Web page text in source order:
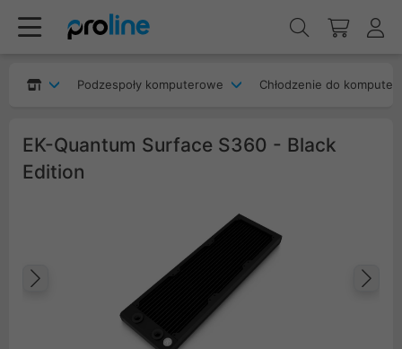
Podzespoły komputerowe Chłodzenie do
EK-Quantum Surface S360 - Black
Edition
Poprzedni